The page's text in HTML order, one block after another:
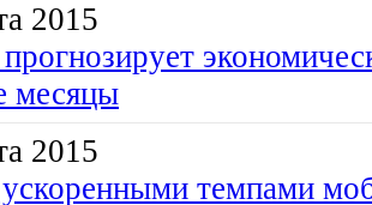
2015
месяцы
2015
темпами